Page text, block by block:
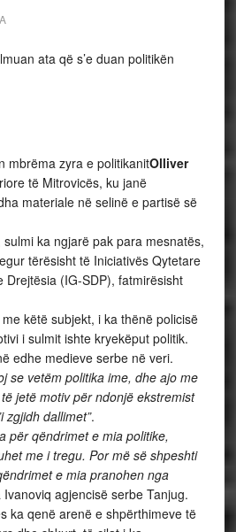
ata që s’e duan politikën
mbrëma zyra e politikanitOlliver
të Mitrovicës, ku janë
materiale në selinë e partisë së
ka ngjarë pak para mesnatës,
tërësisht të Iniciativës Qytetare
Drejtësia (IG-SDP), fatmirësisht
këtë subjekt, i ka thënë policisë
i sulmit ishte kryekëput politik.
edhe medieve serbe në veri.
se vetëm politika ime, dhe ajo me
jetë motiv për ndonjë ekstremist
zgjidh dallimet”.
për qëndrimet e mia politike,
me i tregu. Por më së shpeshti
e mia pranohen nga
Ivanoviq agjencisë serbe Tanjug.
ka qenë arenë e shpërthimeve të